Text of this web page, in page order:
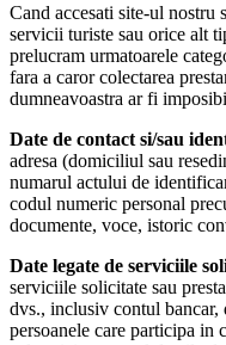
Cand accesati site-ul nostru
servicii turiste sau orice alt
prelucram urmatoarele
fara a caror colectarea
dumneavoastra ar fi
Date de contact si/sau
adresa (domiciliul sau
numarul actului de
codul numeric personal
documente, voce, istoric
Date legate de serviciile
serviciile solicitate sau
dvs., inclusiv contul bancar,
persoanele care participa in